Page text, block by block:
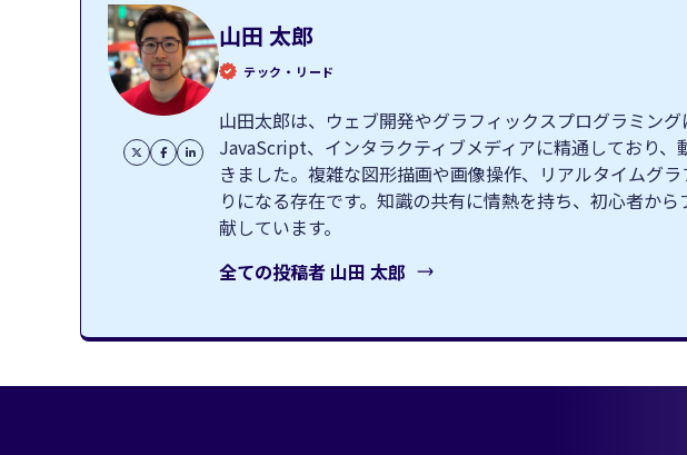
山田 太郎
テック・リード
山田太郎は、ウェブ開発やグラフィックスプログラミン
JavaScript、インタラクティブメディアに精通しており
きました。複雑な図形描画や画像操作、リアルタイムグ
りになる存在です。知識の共有に情熱を持ち、初心者か
献しています。
全ての投稿者 山田 太郎